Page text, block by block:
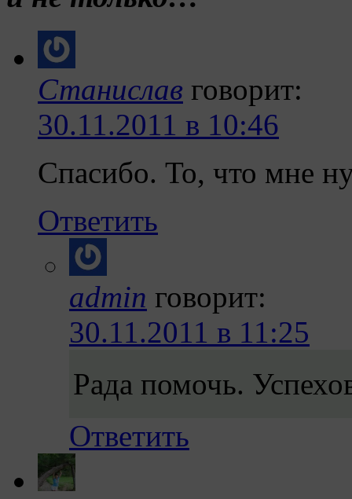
Станислав говорит:
30.11.2011 в 10:46
Спасибо. То, что мне
Ответить
admin говорит:
30.11.2011 в 11:25
Рада помочь.
Ответить